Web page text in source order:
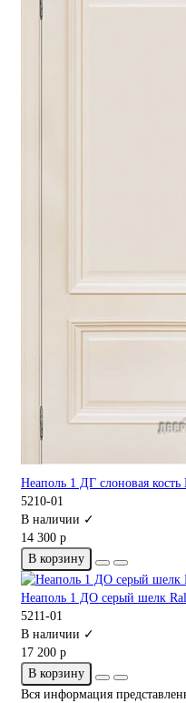
Неаполь 1 ДГ слоновая кость
5210-01
В наличии ✓
14 300 р
В корзину
Неаполь 1 ДО серый шелк
5211-01
В наличии ✓
17 200 р
В корзину
Вся информация